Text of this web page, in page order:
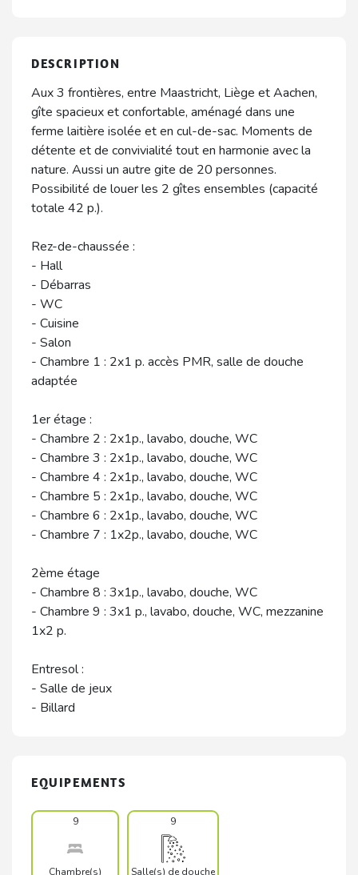
DESCRIPTION
Aux 3 frontières, entre Maastricht, Liège et Aachen,
gîte spacieux et confortable, aménagé dans une
ferme laitière isolée et en cul-de-sac. Moments de
détente et de convivialité tout en harmonie avec la
nature. Aussi un autre gite de 20 personnes.
Possibilité de louer les 2 gîtes ensembles (capacité
totale 42 p.).
Rez-de-chaussée :
- Hall
- Débarras
- WC
- Cuisine
- Salon
- Chambre 1 : 2x1 p. accès PMR, salle de douche
adaptée
1er étage :
- Chambre 2 : 2x1p., lavabo, douche, WC
- Chambre 3 : 2x1p., lavabo, douche, WC
- Chambre 4 : 2x1p., lavabo, douche, WC
- Chambre 5 : 2x1p., lavabo, douche, WC
- Chambre 6 : 2x1p., lavabo, douche, WC
- Chambre 7 : 1x2p., lavabo, douche, WC
2ème étage
- Chambre 8 : 3x1p., lavabo, douche, WC
- Chambre 9 : 3x1 p., lavabo, douche, WC, mezzanine
1x2 p.
Entresol :
- Salle de jeux
- Billard
EQUIPEMENTS
9
Chambre(s)
9
Salle(s) de douche